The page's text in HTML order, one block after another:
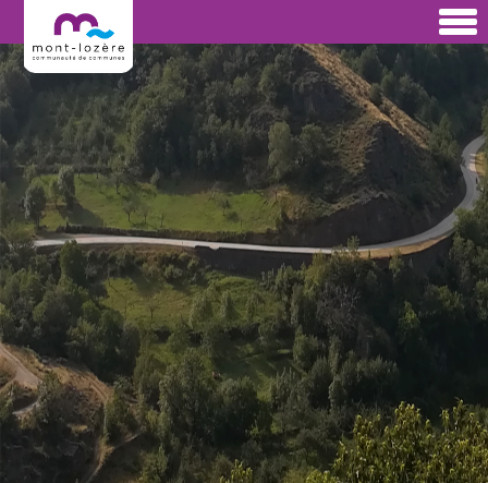
Communauté de
Communes Mont-
Lozère